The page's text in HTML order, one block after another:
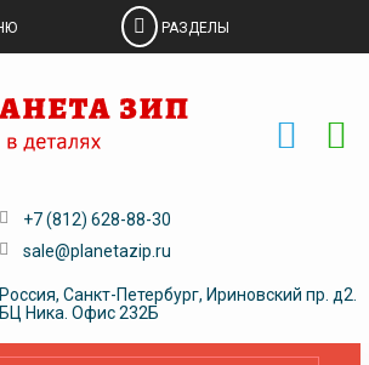
+7 (812) 628-88-30
sale@planetazip.ru
Россия, Санкт-Петербург, Ириновский пр. д2.
БЦ Ника. Офис 232Б